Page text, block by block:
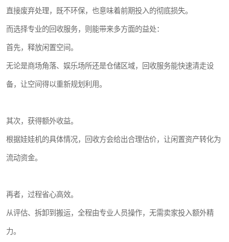
直接废弃处理，既不环保，也意味着前期投入的彻底损失。
而选择专业的回收服务，则能带来多方面的益处：
首先，释放闲置空间。
无论是商场角落、娱乐场所还是仓储区域，回收服务能快速清走设
备，让空间得以重新规划利用。
其次，获得额外收益。
根据娃娃机的具体情况，回收方会给出合理估价，让闲置资产转化为
流动资金。
再者，过程省心高效。
从评估、拆卸到搬运，全程由专业人员操作，无需卖家投入额外精
力。